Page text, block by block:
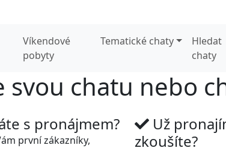
Víkendové
pobyty
Tematické chaty
Hledat
chaty
svou chatu nebo
s pronájmem?
první zákazníky,
Už
zkoušíte?